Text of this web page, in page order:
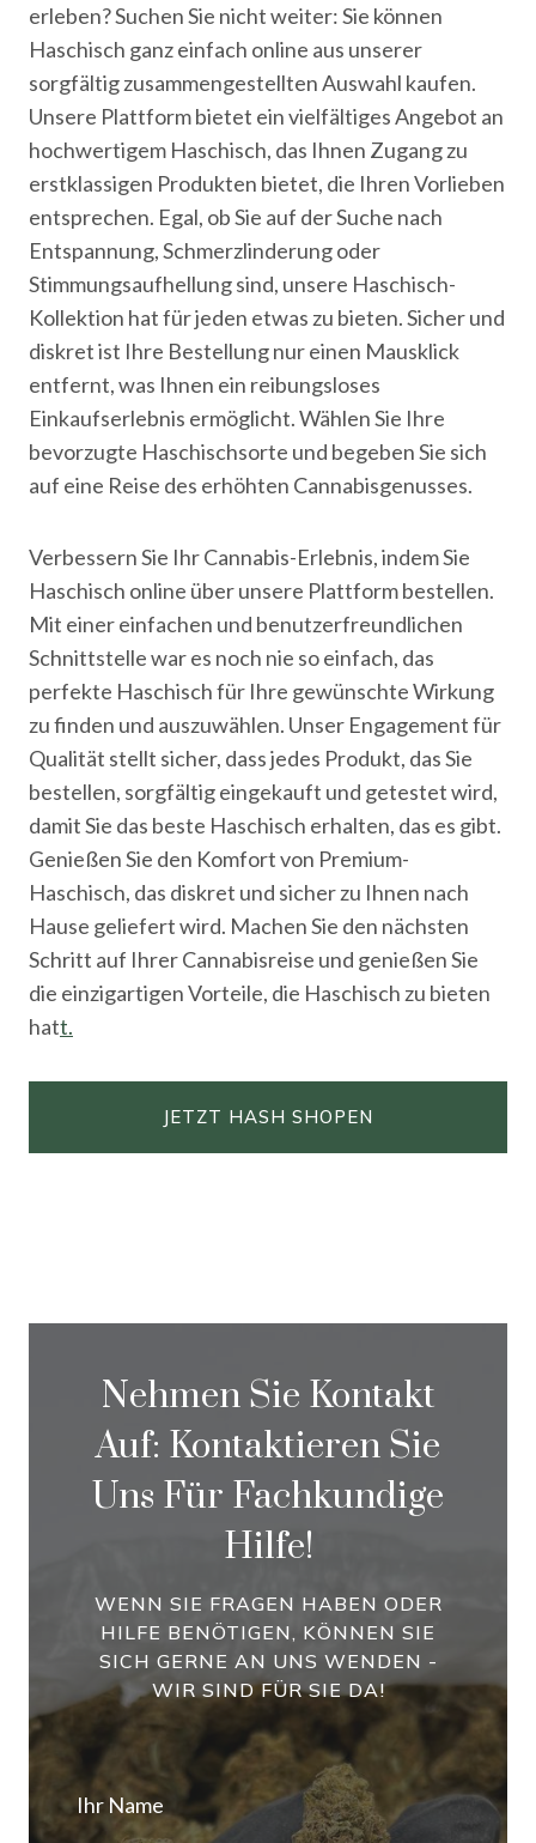
erleben? Suchen Sie nicht weiter: Sie können
Haschisch ganz einfach online aus unserer
sorgfältig zusammengestellten Auswahl kaufen.
Unsere Plattform bietet ein vielfältiges Angebot an
hochwertigem Haschisch, das Ihnen Zugang zu
erstklassigen Produkten bietet, die Ihren Vorlieben
entsprechen. Egal, ob Sie auf der Suche nach
Entspannung, Schmerzlinderung oder
Stimmungsaufhellung sind, unsere Haschisch-
Kollektion hat für jeden etwas zu bieten. Sicher und
diskret ist Ihre Bestellung nur einen Mausklick
entfernt, was Ihnen ein reibungsloses
Einkaufserlebnis ermöglicht. Wählen Sie Ihre
bevorzugte Haschischsorte und begeben Sie sich
auf eine Reise des erhöhten Cannabisgenusses.
Verbessern Sie Ihr Cannabis-Erlebnis, indem Sie
Haschisch online über unsere Plattform bestellen.
Mit einer einfachen und benutzerfreundlichen
Schnittstelle war es noch nie so einfach, das
perfekte Haschisch für Ihre gewünschte Wirkung
zu finden und auszuwählen. Unser Engagement für
Qualität stellt sicher, dass jedes Produkt, das Sie
bestellen, sorgfältig eingekauft und getestet wird,
damit Sie das beste Haschisch erhalten, das es gibt.
Genießen Sie den Komfort von Premium-
Haschisch, das diskret und sicher zu Ihnen nach
Hause geliefert wird. Machen Sie den nächsten
Schritt auf Ihrer Cannabisreise und genießen Sie
die einzigartigen Vorteile, die Haschisch zu bieten
hatt.
JETZT HASH SHOPEN
Nehmen Sie Kontakt
Auf: Kontaktieren Sie
Uns Für Fachkundige
Hilfe!
WENN SIE FRAGEN HABEN ODER
HILFE BENÖTIGEN, KÖNNEN SIE
SICH GERNE AN UNS WENDEN -
WIR SIND FÜR SIE DA!
Ihr Name